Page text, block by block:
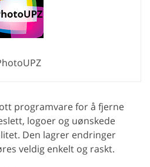
programvare for å fjerne
logoer og uønskede
Den lagrer endringer
veldig enkelt og raskt.